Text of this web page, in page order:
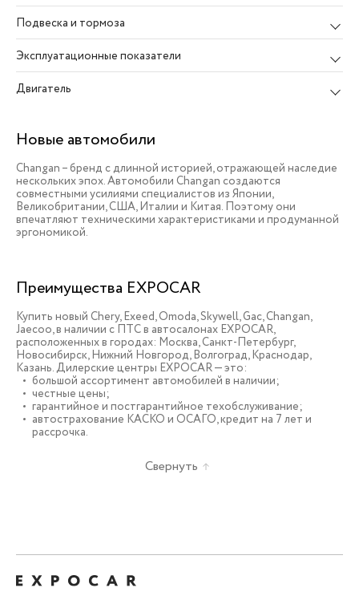
Подвеска и тормоза
Эксплуатационные показатели
Двигатель
Новые автомобили
Changan – бренд с длинной историей, отражающей наследие
нескольких эпох. Автомобили Changan создаются
совместными усилиями специалистов из Японии,
Великобритании, США, Италии и Китая. Поэтому они
впечатляют техническими характеристиками и продуманной
эргономикой.
Преимущества EXPOCAR
Купить новый Chery, Exeed, Omoda, Skywell, Gac, Changan,
Jaecoo, в наличии c ПТС в автосалонах EXPOCAR,
расположенных в городах: Москва, Санкт-Петербург,
Новосибирск, Нижний Новгород, Волгоград, Краснодар,
Казань. Дилерские центры EXPOCAR — это:
большой ассортимент автомобилей в наличии;
честные цены;
гарантийное и постгарантийное техобслуживание;
автострахование КАСКО и ОСАГО, кредит на 7 лет и
рассрочка.
Свернуть